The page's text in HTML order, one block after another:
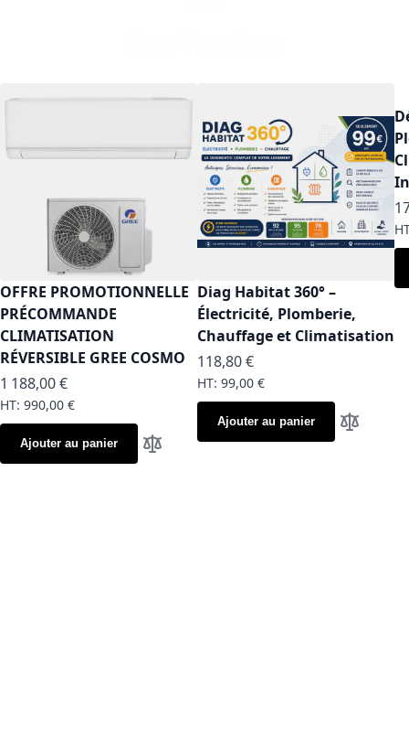
OFFRE PROMOTIONNELLE
PRÉCOMMANDE
CLIMATISATION
RÉVERSIBLE GREE COSMO
1 188,00 €
990,00 €
Ajouter au panier Ajouter au comparateur
Diag Habitat 360° –
Électricité, Plomberie,
Chauffage et Climatisation
118,80 €
99,00 €
Ajouter au panier Ajouter